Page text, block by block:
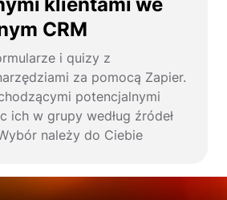
CRM
i quizy z
za pomocą Zapier.
potencjalnymi
ich w grupy według źródeł
należy do Ciebie